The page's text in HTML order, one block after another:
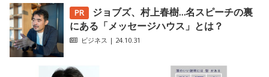
ジョブズ、村上春樹…名スピーチの裏
にある「メッセージハウス」とは？
ビジネス | 24.10.31